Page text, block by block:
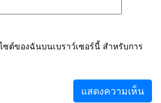
ต์ของฉันบนเบราว์เซอร์นี้ สำหรับการ